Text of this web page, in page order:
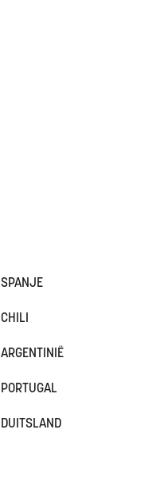
SPANJE
CHILI
ARGENTINIË
PORTUGAL
DUITSLAND